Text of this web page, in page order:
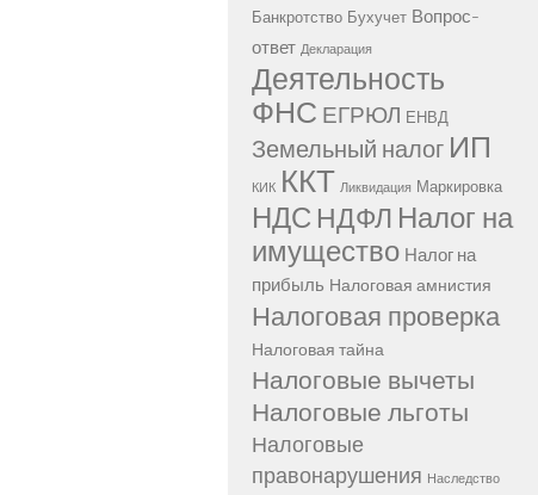
Банкротство Бухучет Вопрос-
ответ Декларация
Деятельность
ФНС ЕГРЮЛ ЕНВД
Земельный налог ИП
КИК ККТ Ликвидация Маркировка
НДС НДФЛ Налог на
имущество Налог на
прибыль Налоговая амнистия
Налоговая проверка
Налоговая тайна
Налоговые вычеты
Налоговые льготы
Налоговые
правонарушения Наследство